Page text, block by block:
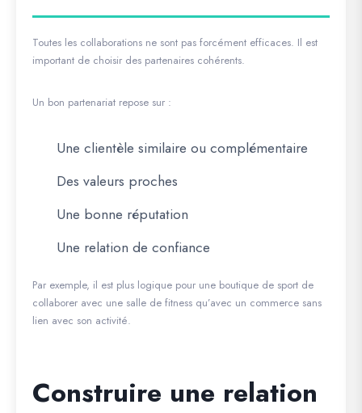
Toutes les collaborations ne sont pas forcément efficaces. Il est
important de choisir des partenaires cohérents.
Un bon partenariat repose sur :
Une clientèle similaire ou complémentaire
Des valeurs proches
Une bonne réputation
Une relation de confiance
Par exemple, il est plus logique pour une boutique de sport de
collaborer avec une salle de fitness qu’avec un commerce sans
lien avec son activité.
Construire une relation